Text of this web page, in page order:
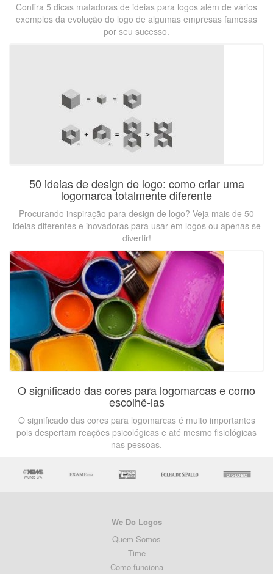
Confira 5 dicas matadoras de ideias para logos além de vários
exemplos da evolução do logo de algumas empresas famosas
por seu sucesso.
50 ideias de design de logo: como criar uma
logomarca totalmente diferente
Procurando inspiração para design de logo? Veja mais de 50
ideias diferentes e inovadoras para usar em logos ou apenas se
divertir!
O significado das cores para logomarcas e como
escolhê-las
O significado das cores para logomarcas é muito importantes
pois despertam reações psicológicas e até mesmo fisiológicas
nas pessoas.
We Do Logos
Quem Somos
Time
Como funciona